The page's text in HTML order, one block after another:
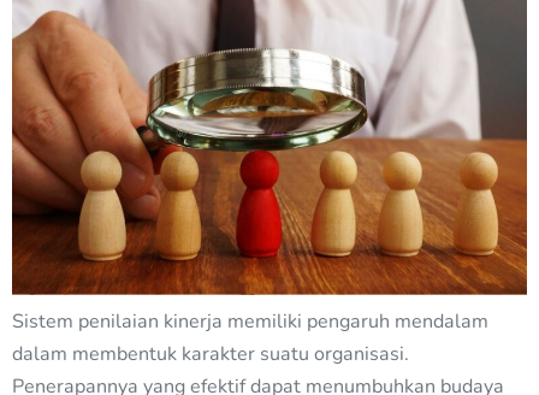
Sistem penilaian kinerja memiliki pengaruh mendalam
dalam membentuk karakter suatu organisasi.
Penerapannya yang efektif dapat menumbuhkan budaya